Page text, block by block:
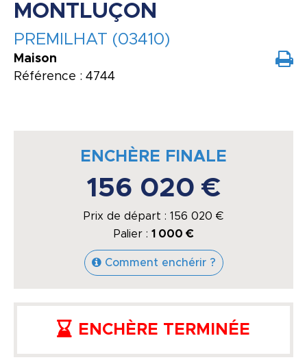
MONTLUÇON
PREMILHAT (03410)
Maison
Référence : 4744
ENCHÈRE FINALE
156 020 €
Prix de départ : 156 020 €
Palier : 1 000 €
Comment enchérir ?
ENCHÈRE TERMINÉE